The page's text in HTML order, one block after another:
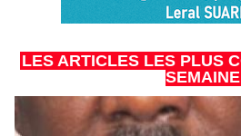
LES ARTICLES LES PLUS
SEMAINE